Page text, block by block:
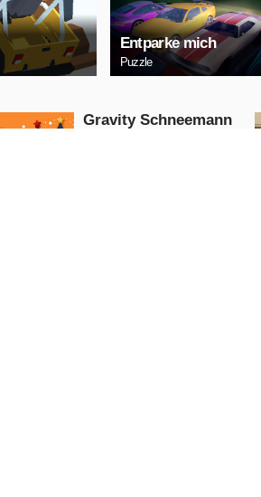
Entparke mich
Puzzle
Gravity Schneemann